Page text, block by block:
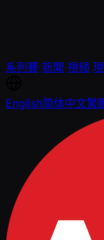
系列賽 新聞 視頻
English简体中文繁